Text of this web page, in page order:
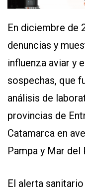
TÉRMINOS
CONDICIONES
POLÍTICAS
DE
PRIVACIDAD
MAPA
DEL
SITIO
APP
SMARTPHONE
En diciembre de
denuncias y
influenza aviar y
sospechas, que
análisis de
provincias de
Catamarca en
Pampa y Mar
El alerta